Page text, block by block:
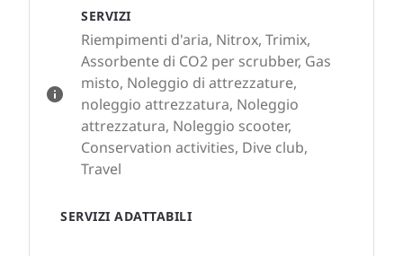
SERVIZI
Riempimenti d'aria, Nitrox, Trimix,
Assorbente di CO2 per scrubber, Gas
misto, Noleggio di attrezzature,
noleggio attrezzatura, Noleggio
attrezzatura, Noleggio scooter,
Conservation activities, Dive club,
Travel
SERVIZI ADATTABILI